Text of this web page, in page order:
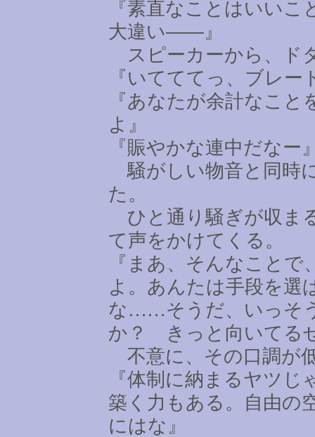
『素直なことはいい
大違い――』
スピーカーから、ド
『いてててっ、ブレ
『あなたが余計なこ
よ』
『賑やかな連中だなー
騒がしい物音と同時
た。
ひと通り騒ぎが収ま
て声をかけてくる。
『まあ、そんなこと
よ。あんたは手段を選
な ……そうだ、いっそ
か？ きっと向いてる
不意に、その口調が
『体制に納まるヤツじ
築く力もある。自由の
にはな』